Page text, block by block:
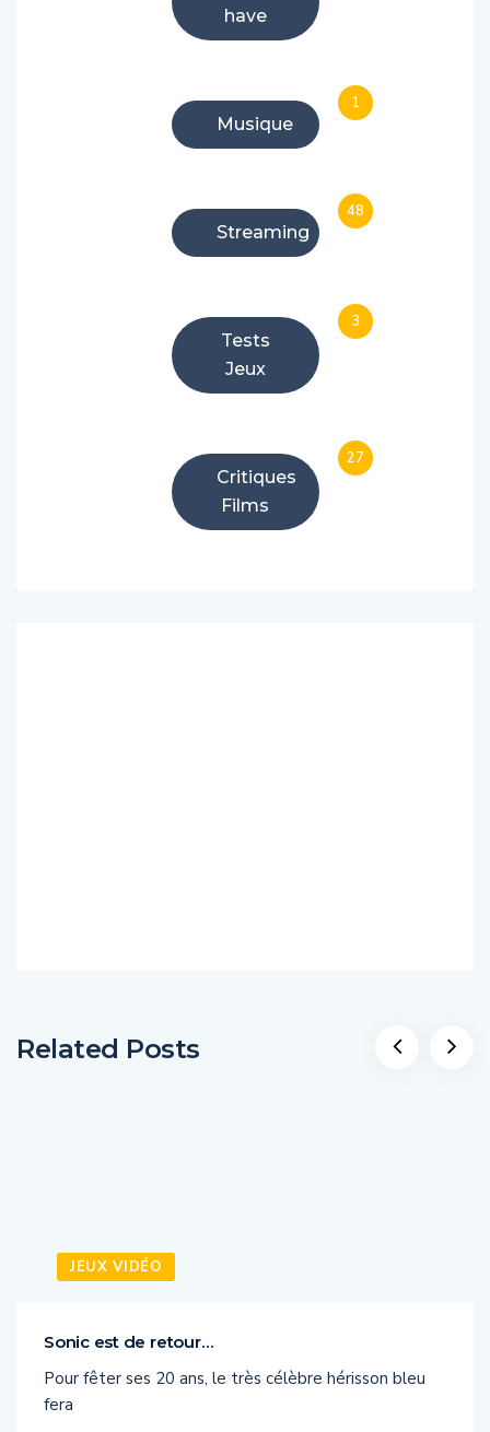
have
Musique
1
Streaming
48
Tests
Jeux
3
Critiques
Films
27
Related Posts
JEUX VIDÉO
Sonic est de retour…
Pour fêter ses 20 ans, le très célèbre hérisson bleu
fera